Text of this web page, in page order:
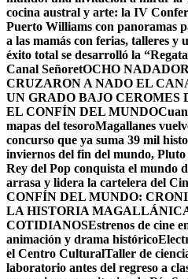
cocina austral y arte: la IV
Puerto Williams con panoramas
a las mamás con ferias, talleres y
éxito total se desarrolló la
Canal SeñoretOCHO
CRUZARON A NADO EL
UN GRADO BAJO CEROMES
EL CONFÍN DEL MUNDO
mapas del tesoroMagallanes
concurso que ya suma 39 mil
inviernos del fin del mundo,
Rey del Pop conquista el mundo
arrasa y lidera la cartelera del
CONFÍN DEL MUNDO:
LA HISTORIA
COTIDIANOSEstrenos de cine
animación y drama histórico
el Centro CulturalTaller de
laboratorio antes del regreso a